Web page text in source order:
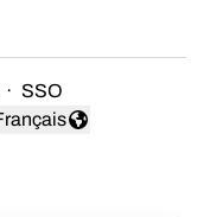
· SSO
la langue